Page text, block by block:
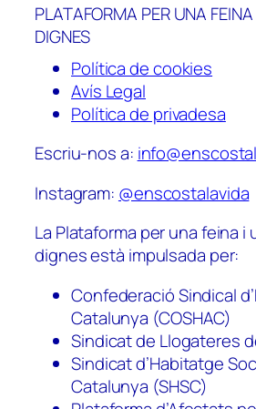
PLATAFORMA PER UNA
DIGNES
Política de cookies
Avís Legal
Política de privadesa
Escriu-nos a:
Instagram: @enscostalavida
La Plataforma per una feina i
dignes està impulsada per:
Confederació Sindical
Catalunya (COSHAC)
Sindicat de Llogateres
Sindicat d’Habitatge
Catalunya (SHSC)